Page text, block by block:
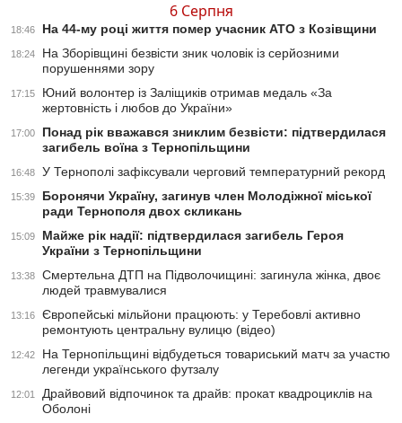
6 Серпня
18:46 На 44-му році життя помер учасник АТО з Козівщини
18:24
На Зборівщині безвісти зник чоловік із серйозними
порушеннями зору
17:15
Юний волонтер із Заліщиків отримав медаль «За
жертовність і любов до України»
17:00
Понад рік вважався зниклим безвісти: підтвердилася
загибель воїна з Тернопільщини
16:48 У Тернополі зафіксували черговий температурний рекорд
15:39
Боронячи Україну, загинув член Молодіжної міської
ради Тернополя двох скликань
15:09
Майже рік надії: підтвердилася загибель Героя
України з Тернопільщини
13:38
Смертельна ДТП на Підволочищині: загинула жінка, двоє
людей травмувалися
13:16
Європейські мільйони працюють: у Теребовлі активно
ремонтують центральну вулицю (відео)
12:42
На Тернопільщині відбудеться товариський матч за участю
легенди українського футзалу
12:01
Драйвовий відпочинок та драйв: прокат квадроциклів на
Оболоні